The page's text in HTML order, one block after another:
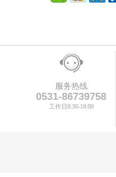
服务热线
0531-86739758
工作日8:30-18:00